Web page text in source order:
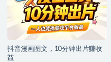
抖音漫画图文，10分钟出片赚收
益